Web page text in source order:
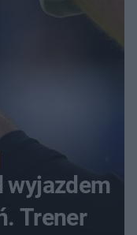
wyjazdem
Trener